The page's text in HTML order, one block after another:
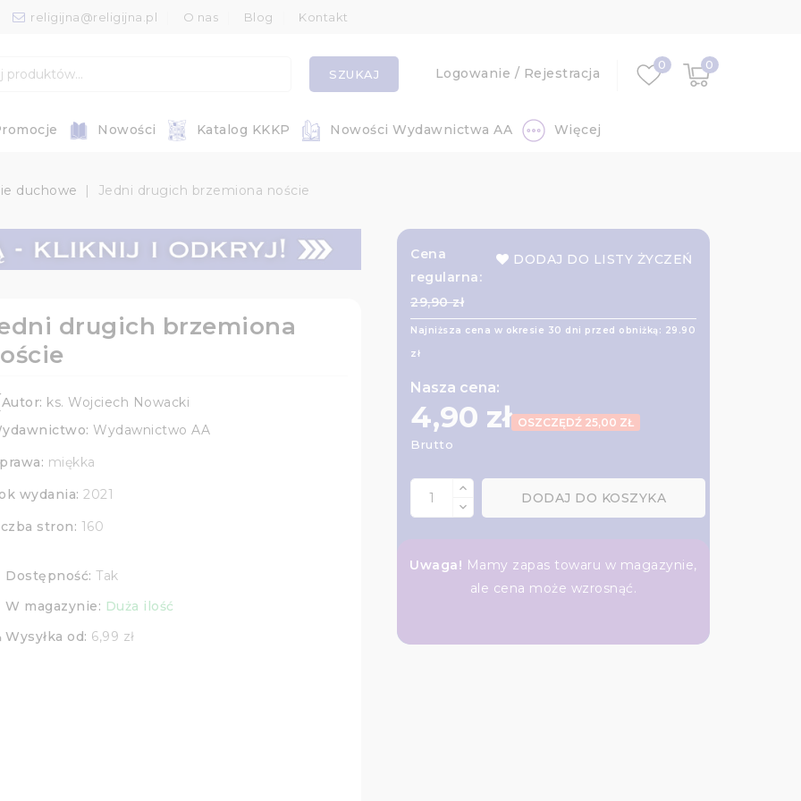
religijna@religijna.pl O nas Blog Kontakt
0
0
Logowanie / Rejestracja
SZUKAJ
Nowości Katalog KKKP Nowości Wydawnictwa AA Więcej
duchowe Jedni drugich brzemiona noście
drugich brzemiona
Autor: ks. Wojciech Nowacki
Wydawnictwo AA
miękka
wydania: 2021
stron: 160
Dostępność: Tak
W magazynie: Duża ilość
Wysyłka od: 6,99 zł
Cena
regularna:
29,90 zł
DODAJ DO LISTY ŻYCZEŃ
Najniższa cena w okresie 30 dni przed obniżką: 29.90
zł
Nasza cena:
4,90 zł OSZCZĘDŹ 25,00 ZŁ
Brutto
DODAJ DO KOSZYKA
Uwaga! Mamy zapas towaru w magazynie,
ale cena może wzrosnąć.